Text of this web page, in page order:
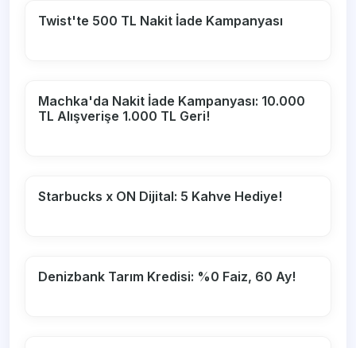
Twist'te 500 TL Nakit İade Kampanyası
Machka'da Nakit İade Kampanyası: 10.000
TL Alışverişe 1.000 TL Geri!
Starbucks x ON Dijital: 5 Kahve Hediye!
Denizbank Tarım Kredisi: %0 Faiz, 60 Ay!